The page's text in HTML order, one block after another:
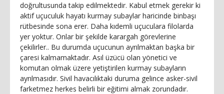
doğrultusunda takip edilmektedir. Kabul etmek gerekir ki
aktif uçuculuk hayatı kurmay subaylar haricinde binbaşı
rütbesinde sona erer. Daha kıdemli uçuculara filolarda
yer yoktur. Onlar bir şekilde karargah görevlerine
çekilirler.. Bu durumda uçucunun ayrılmaktan başka bir
çaresi kalmamaktadır. Asıl üzücü olan yönetici ve
komutan olmak üzere yetiştirilen kurmay subayların
ayrılmasıdır. Sivil havacılıktaki duruma gelince asker-sivil
farketmez herkes belirli bir eğitimi almak zorundadır.